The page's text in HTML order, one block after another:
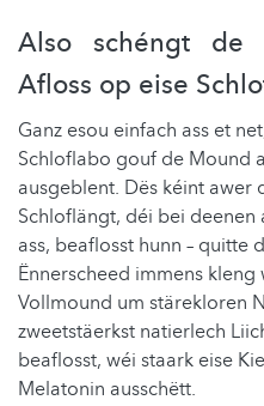
Also schéngt de
Afloss op eise
Ganz esou einfach ass et
Schloflabo gouf de Mound
ausgeblent. Dës kéint awer
Schloflängt, déi bei deenen
ass, beaflosst hunn – quitte
Ënnerscheed immens
Vollmound um stärekloren
zweetstäerkst natierlech
beaflosst, wéi staark eise
Melatonin ausschëtt.